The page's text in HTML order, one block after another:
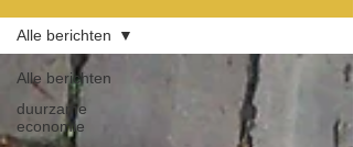
Alle berichten
duurzame
economie
Alle berichten